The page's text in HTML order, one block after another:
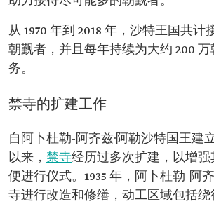
从 1970 年到 2018 年，沙特王国共计
朝觐者，并且每年持续为大约 200
务。
禁寺的扩建工作
自阿卜杜勒-阿齐兹·阿勒沙特国王建
以来， 禁寺经历过多次扩建，以增
便进行仪式。1935 年，阿卜杜勒-阿
寺进行改造和修缮，动工区域包括绕